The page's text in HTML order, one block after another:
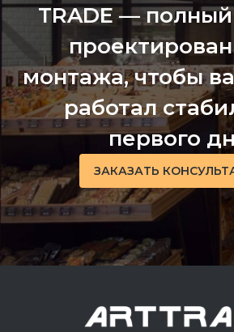
охлаждёнными.
кондитерских
Витрина кондитерская
быть куплена и
разновидностях бизнеса
Кондитерские магазины;
Кафе;
Пекарни, где их продукция
Магазины сладостей
продуктов;
TRADE —
монтажа, чтобы
работал
первого
ЗАКАЗАТЬ